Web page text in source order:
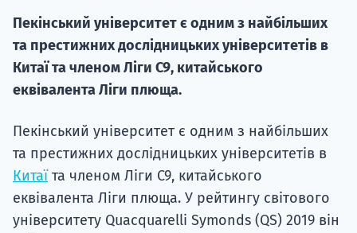
Пекінський університет є одним з найбільших
та престижних дослідницьких університетів в
Китаї та членом Ліги C9, китайського
еквівалента Ліги плюща.
Пекінський університет є одним з найбільших
та престижних дослідницьких університетів в
Китаїта членом Ліги C9, китайського
еквівалента Ліги плюща. У рейтингу світового
університету Quacquarelli Symonds (QS) 2019 він